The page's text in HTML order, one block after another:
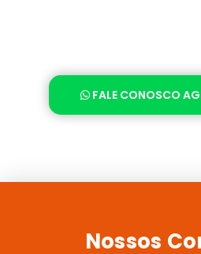
FALE CONOSCO
Nossos